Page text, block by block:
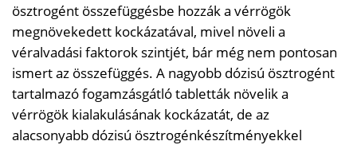
ösztrogént összefüggésbe hozzák a vérrögök
megnövekedett kockázatával, mivel növeli a
véralvadási faktorok szintjét, bár még nem pontosan
ismert az összefüggés. A nagyobb dózisú ösztrogént
tartalmazó fogamzásgátló tabletták növelik a
vérrögök kialakulásának kockázatát, de az
alacsonyabb dózisú ösztrogénkészítményekkel